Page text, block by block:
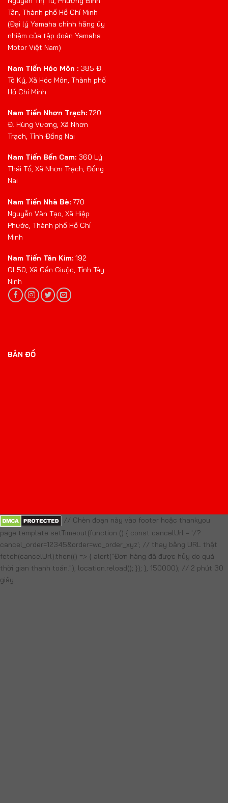
Tân, Thành phố Hồ Chí Minh
(Đại lý Yamaha chính hãng ủy
nhiệm của tập đoàn Yamaha
Motor Việt Nam)
Nam Tiến Hóc Môn : 385 Đ.
Tô Ký, Xã Hóc Môn, Thành phố
Hồ Chí Minh
Nam Tiến Nhơn Trạch: 720
Đ. Hùng Vương, Xã Nhơn
Trạch, Tỉnh Đồng Nai
Nam Tiến Bến Cam: 360 Lý
Thái Tổ, Xã Nhơn Trạch, Đồng
Nai
Nam Tiến Nhà Bè: 770
Nguyễn Văn Tạo, Xã Hiệp
Phước, Thành phố Hồ Chí
Minh
Nam Tiến Tân Kim: 192
QL50, Xã Cần Giuộc, Tỉnh Tây
Ninh
BẢN ĐỒ
// Chèn đoạn này vào footer hoặc thankyou
page template setTimeout(function () { const cancelUrl = '/?
cancel_order=12345&order=wc_order_xyz'; // thay bằng URL thật
fetch(cancelUrl).then(() => { alert("Đơn hàng đã được hủy do quá
thời gian thanh toán."); location.reload(); }); }, 150000); // 2 phút 30
giây